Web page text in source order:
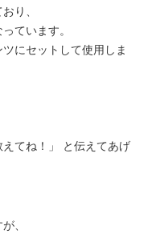
り、
ています。
にセットして使用しま
てね！」 と伝えてあげ
、